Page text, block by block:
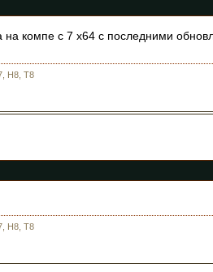
компе с 7 х64 с последними
H8, T8
H8, T8